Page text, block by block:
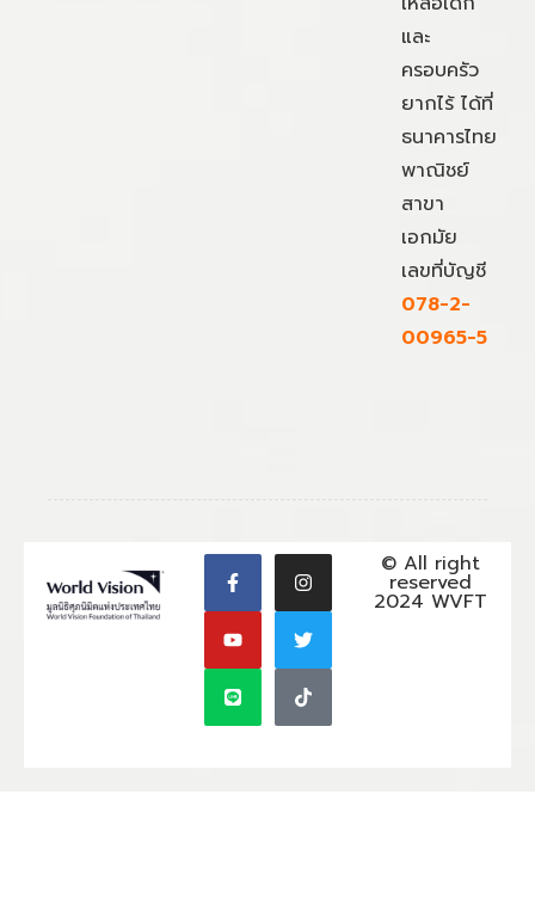
และ
ครอบครัว
ยากไร้ ได้ที่
ธนาคารไทย
พาณิชย์
สาขา
เอกมัย
เลขที่บัญชี
078-2-
00965-5
© All right
reserved
2024 WVFT